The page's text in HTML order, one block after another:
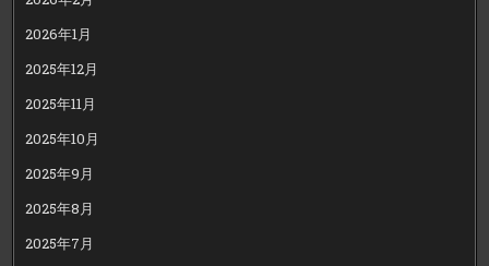
2026年1月
2025年12月
2025年11月
2025年10月
2025年9月
2025年8月
2025年7月